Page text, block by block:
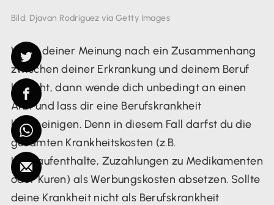
Bild: Djavan Rodriguez via Getty Images
Wenn deiner Meinung nach ein Zusammenhang
zwischen deiner Erkrankung und deinem Beruf
besteht, dann wende dich unbedingt an einen
Arzt und lass dir eine Berufskrankheit
bescheinigen. Denn in diesem Fall darfst du die
gesamten Krankheitskosten (z.B.
Klinikaufenthalte, Zuzahlungen zu Medikamenten
oder Kuren) als Werbungskosten absetzen. Sollte
deine Krankheit nicht als Berufskrankheit